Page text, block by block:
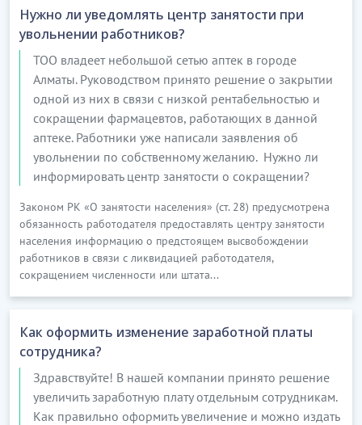
Нужно ли уведомлять центр занятости при
увольнении работников?
ТОО владеет небольшой сетью аптек в городе
Алматы. Руководством принято решение о закрытии
одной из них в связи с низкой рентабельностью и
сокращении фармацевтов, работающих в данной
аптеке. Работники уже написали заявления об
увольнении по собственному желанию. Нужно ли
информировать центр занятости о сокращении?
Законом РК «О занятости населения» (ст. 28) предусмотрена
обязанность работодателя предоставлять центру занятости
населения информацию о предстоящем высвобождении
работников в связи с ликвидацией работодателя,
сокращением численности или штата...
Как оформить изменение заработной платы
сотрудника?
Здравствуйте! В нашей компании принято решение
увеличить заработную плату отдельным сотрудникам.
Как правильно оформить увеличение и можно издать